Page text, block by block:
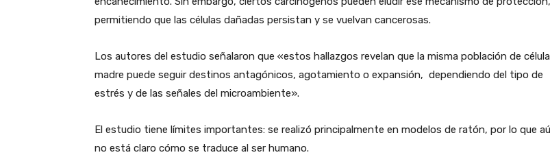
permitiendo que las células dañadas persistan y se vuelvan cancerosas.
Los autores del estudio señalaron que «estos hallazgos revelan que la misma población de
madre puede seguir destinos antagónicos, agotamiento o expansión, dependiendo del tipo de
estrés y de las señales del microambiente».
El estudio tiene límites importantes: se realizó principalmente en modelos de ratón, por lo que
no está claro cómo se traduce al ser humano.